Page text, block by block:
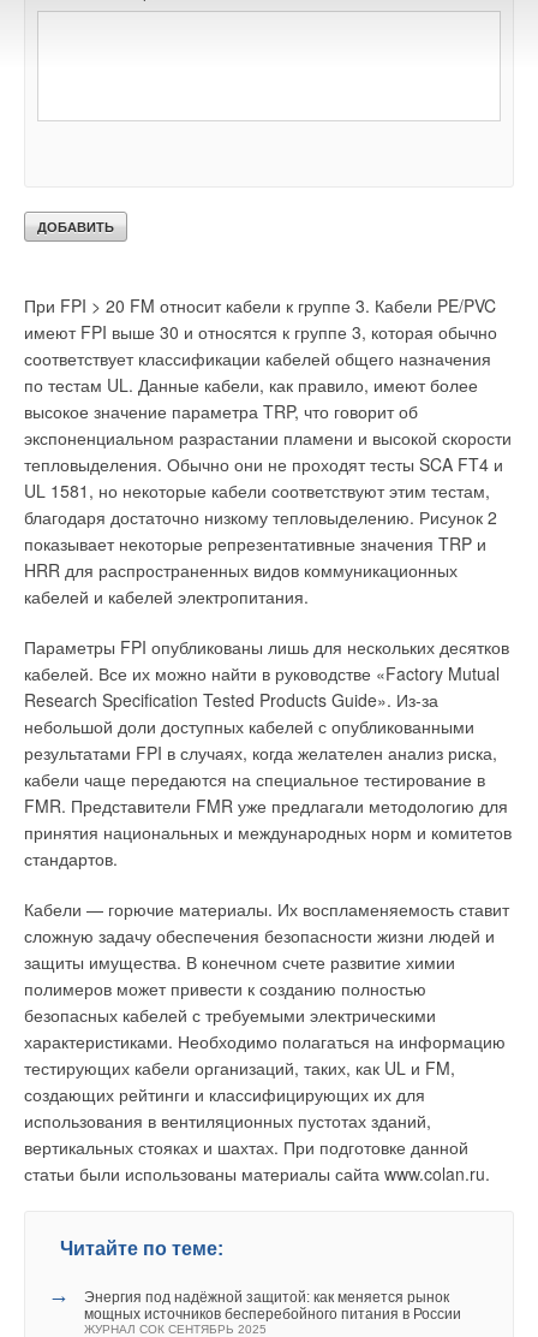
группы 1 с большим значением TRP и малым химическим
Группа 2 классифицируется FM согласно 10 < FPI ё 20.
умеренным TRP и химическим тепловыделением будут
При FPI > 20 FM относит кабели к группе 3. Кабели PE/PVC
имеют FPI выше 30 и относятся к группе 3, которая обычно
соответствует классификации кабелей общего назначения
по тестам UL. Данные кабели, как правило, имеют более
высокое значение параметра TRP, что говорит об
экспоненциальном разрастании пламени и высокой скорости
тепловыделения. Обычно они не проходят тесты SCA FT4 и
UL 1581, но некоторые кабели соответствуют этим тестам,
благодаря достаточно низкому тепловыделению. Рисунок 2
показывает некоторые репрезентативные значения TRP и
HRR для распространенных видов коммуникационных
кабелей и кабелей электропитания.
Параметры FPI опубликованы лишь для нескольких десятков
кабелей. Все их можно найти в руководстве «Factory Mutual
Research Specification Tested Products Guide». Из-за
небольшой доли доступных кабелей с опубликованными
результатами FPI в случаях, когда желателен анализ риска,
кабели чаще передаются на специальное тестирование в
FMR. Представители FMR уже предлагали методологию для
принятия национальных и международных норм и комитетов
стандартов.
Кабели — горючие материалы. Их воспламеняемость ставит
сложную задачу обеспечения безопасности жизни людей и
защиты имущества. В конечном счете развитие химии
полимеров может привести к созданию полностью
безопасных кабелей с требуемыми электрическими
характеристиками. Необходимо полагаться на информацию
тестирующих кабели организаций, таких, как UL и FM,
создающих рейтинги и классифицирующих их для
использования в вентиляционных пустотах зданий,
вертикальных стояках и шахтах. При подготовке данной
статьи были использованы материалы сайта www.colan.ru.
Читайте по теме:
→
Энергия под надёжной защитой: как меняется рынок
мощных источников бесперебойного питания в России
ЖУРНАЛ СОК СЕНТЯБРЬ 2025